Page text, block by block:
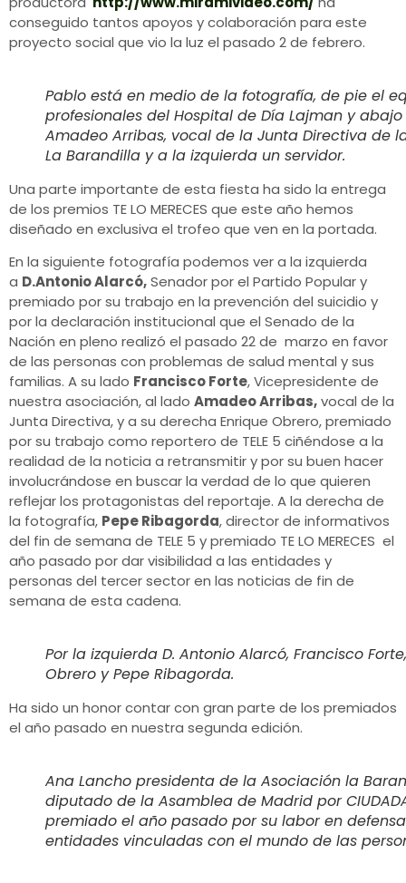
conseguido tantos apoyos y colaboración para este
proyecto social que vio la luz el pasado 2 de febrero.
Pablo está en medio de la fotografía, de pie el
profesionales del Hospital de Día Lajman y
Amadeo Arribas, vocal de la Junta Directiva de
La Barandilla y a la izquierda un servidor.
Una parte importante de esta fiesta ha sido la entrega
de los premios TE LO MERECES que este año hemos
diseñado en exclusiva el trofeo que ven en la portada.
En la siguiente fotografía podemos ver a la izquierda
a D.Antonio Alarcó,Senador por el Partido Popular y
premiado por su trabajo en la prevención del suicidio y
por la declaración institucional que el Senado de la
Nación en pleno realizó el pasado 22 de marzo en favor
de las personas con problemas de salud mental y sus
familias. A su lado Francisco Forte, Vicepresidente de
nuestra asociación, al lado Amadeo Arribas,vocal de la
Junta Directiva, y a su derecha Enrique Obrero, premiado
por su trabajo como reportero de TELE 5 ciñéndose a la
realidad de la noticia a retransmitir y por su buen hacer
involucrándose en buscar la verdad de lo que quieren
reflejar los protagonistas del reportaje. A la derecha de
la fotografía, Pepe Ribagorda, director de informativos
del fin de semana de TELE 5 y premiado TE LO MERECES el
año pasado por dar visibilidad a las entidades y
personas del tercer sector en las noticias de fin de
semana de esta cadena.
Por la izquierda D. Antonio Alarcó, Francisco
Obrero y Pepe Ribagorda.
Ha sido un honor contar con gran parte de los premiados
el año pasado en nuestra segunda edición.
Ana Lancho presidenta de la Asociación la
diputado de la Asamblea de Madrid por
premiado el año pasado por su labor en
entidades vinculadas con el mundo de las